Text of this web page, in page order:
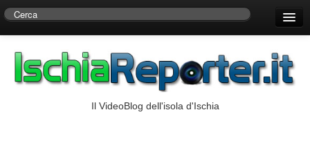
Centro di Ricerche Storiche D’Ambra
Il VideoBlog dell'isola d'Ischia